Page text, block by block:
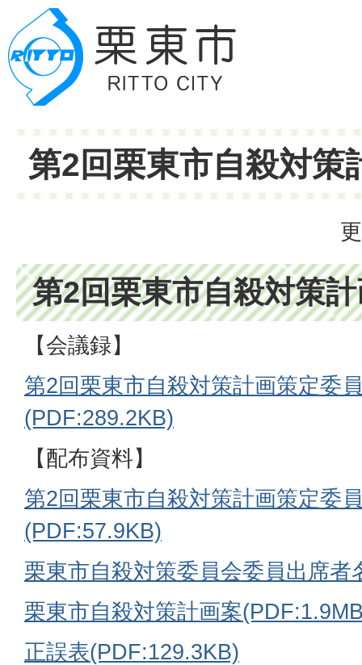
第2回栗東市自殺対策
第2回栗東市自殺対策
【会議録】
第2回栗東市自殺対策計画策定委
(PDF:289.2KB)
【配布資料】
第2回栗東市自殺対策計画策定委
(PDF:57.9KB)
栗東市自殺対策委員会委員出席者
栗東市自殺対策計画案
正誤表(PDF:129.3KB)